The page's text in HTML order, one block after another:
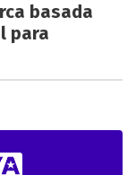
basada
para